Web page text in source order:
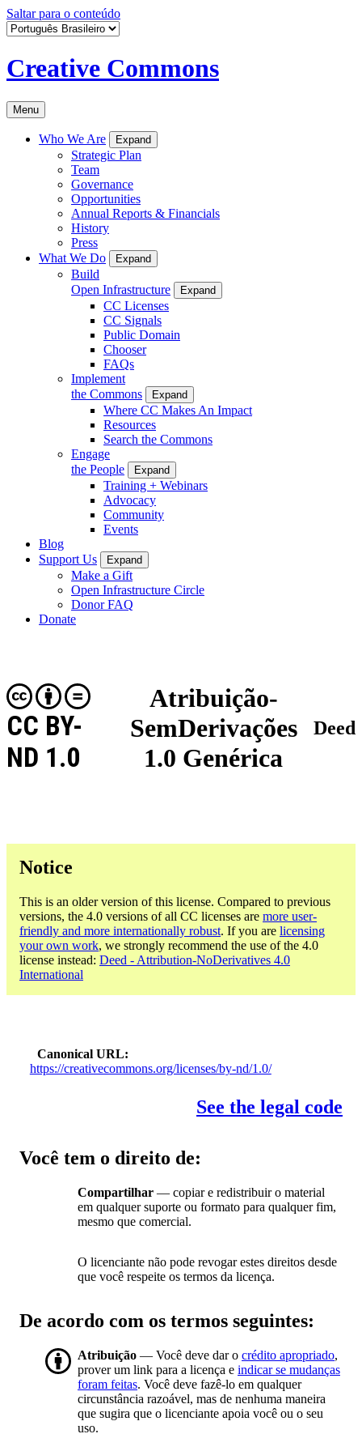
Saltar para o conteúdo
Creative Commons
Menu
Who We Are Expand
Strategic Plan
Team
Governance
Opportunities
Annual Reports & Financials
History
Press
What We Do
Expand
Build
Open Infrastructure
Expand
CC Licenses
CC Signals
Public Domain
Chooser
FAQs
Implement
the Commons
Expand
Where CC Makes An Impact
Resources
Search the Commons
Engage
the People
Expand
Training + Webinars
Advocacy
Community
Events
Blog
Support Us
Expand
Make a Gift
Open Infrastructure Circle
Donor FAQ
Donate
Atribuição-
SemDerivações
1.0 Genérica
CC BY-
ND 1.0
Deed
Notice
This is an older version of this license. Compared to previous
versions, the 4.0 versions of all CC licenses are more user-
friendly and more internationally robust. If you are licensing
your own work, we strongly recommend the use of the 4.0
license instead: Deed - Attribution-NoDerivatives 4.0
International
Canonical URL
https://creativecommons.org/licenses/by-nd/1.0/
See the legal code
Você tem o direito de:
Compartilhar — copiar e redistribuir o material
em qualquer suporte ou formato para qualquer fim,
mesmo que comercial.
O licenciante não pode revogar estes direitos desde
que você respeite os termos da licença.
De acordo com os termos seguintes:
Atribuição — Você deve dar o crédito apropriado,
prover um link para a licença e indicar se mudanças
foram feitas. Você deve fazê-lo em qualquer
circunstância razoável, mas de nenhuma maneira
que sugira que o licenciante apoia você ou o seu
uso.